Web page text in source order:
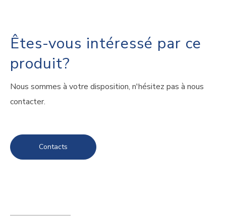
Êtes-vous intéressé par ce
produit?
Nous sommes à votre disposition, n'hésitez pas à nous
contacter.
Contacts